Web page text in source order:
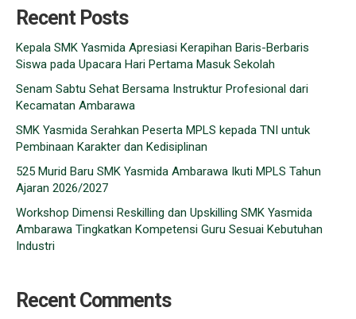
Recent Posts
Kepala SMK Yasmida Apresiasi Kerapihan Baris-Berbaris
Siswa pada Upacara Hari Pertama Masuk Sekolah
Senam Sabtu Sehat Bersama Instruktur Profesional dari
Kecamatan Ambarawa
SMK Yasmida Serahkan Peserta MPLS kepada TNI untuk
Pembinaan Karakter dan Kedisiplinan
525 Murid Baru SMK Yasmida Ambarawa Ikuti MPLS Tahun
Ajaran 2026/2027
Workshop Dimensi Reskilling dan Upskilling SMK Yasmida
Ambarawa Tingkatkan Kompetensi Guru Sesuai Kebutuhan
Industri
Recent Comments